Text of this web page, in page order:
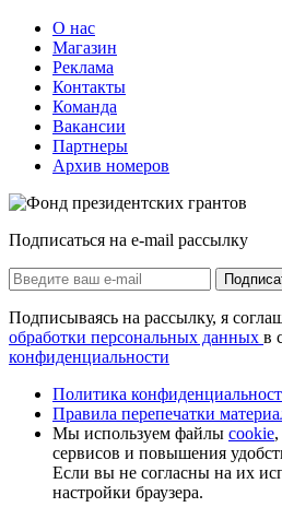
О нас
Магазин
Реклама
Контакты
Команда
Вакансии
Партнеры
Архив номеров
Подписаться на e-mail рассылку
Подписываясь на рассылку, я
обработки персональных данных в
конфиденциальности
Политика
Правила перепечатки
Мы используем файлы cookie
сервисов и повышения
Если вы не согласны на их
настройки браузера.